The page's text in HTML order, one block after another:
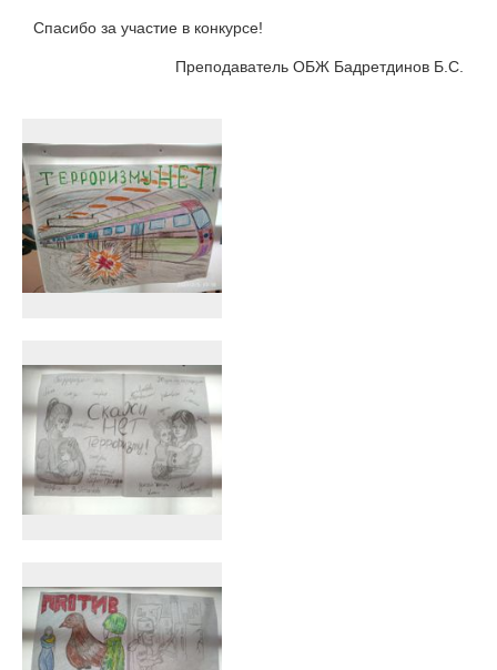
Спасибо за участие в конкурсе!
Преподаватель ОБЖ Бадретдинов Б.С.